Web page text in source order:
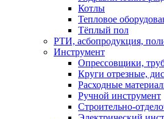
Котлы
Тепловое
Тёплый пол
РТИ, асбопродукция,
Инструмент
Опрессовщики,
Круги отрезные,
Расходные
Ручной инструмент
Строительно-